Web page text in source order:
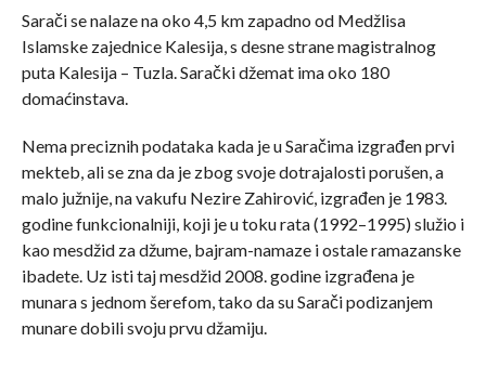
Sarači se nalaze na oko 4,5 km zapadno od Medžlisa
Islamske zajednice Kalesija, s desne strane magistralnog
puta Kalesija – Tuzla. Sarački džemat ima oko 180
domaćinstava.
Nema preciznih podataka kada je u Saračima izgrađen prvi
mekteb, ali se zna da je zbog svoje dotrajalosti porušen, a
malo južnije, na vakufu Nezire Zahirović, izgrađen je 1983.
godine funkcionalniji, koji je u toku rata (1992–1995) služio i
kao mesdžid za džume, bajram-namaze i ostale ramazanske
ibadete. Uz isti taj mesdžid 2008. godine izgrađena je
munara s jednom šerefom, tako da su Sarači podizanjem
munare dobili svoju prvu džamiju.